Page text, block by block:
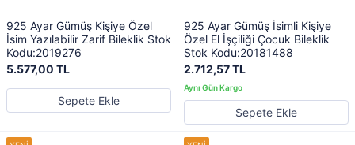
925 Ayar Gümüş Kişiye Özel
İsim Yazılabilir Zarif Bileklik Stok
Kodu:2019276
5.577,00 TL
Sepete Ekle
925 Ayar Gümüş İsimli Kişiye
Özel El İşçiliği Çocuk Bileklik
Stok Kodu:20181488
2.712,57 TL
Sepete Ekle